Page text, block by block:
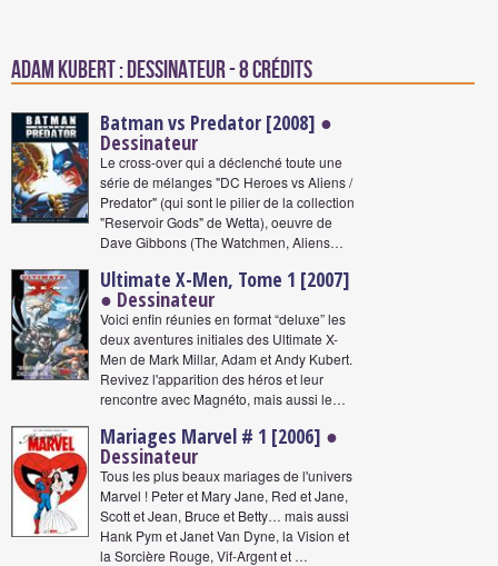
Adam Kubert : Dessinateur - 8 crédits
Batman vs Predator [2008] ●
Dessinateur
Le cross-over qui a déclenché toute une
série de mélanges "DC Heroes vs Aliens /
Predator" (qui sont le pilier de la collection
"Reservoir Gods" de Wetta), oeuvre de
Dave Gibbons (The Watchmen, Aliens…
Ultimate X-Men, Tome 1 [2007]
● Dessinateur
Voici enfin réunies en format “deluxe” les
deux aventures initiales des Ultimate X-
Men de Mark Millar, Adam et Andy Kubert.
Revivez l'apparition des héros et leur
rencontre avec Magnéto, mais aussi le…
Mariages Marvel # 1 [2006] ●
Dessinateur
Tous les plus beaux mariages de l'univers
Marvel ! Peter et Mary Jane, Red et Jane,
Scott et Jean, Bruce et Betty… mais aussi
Hank Pym et Janet Van Dyne, la Vision et
la Sorcière Rouge, Vif-Argent et …